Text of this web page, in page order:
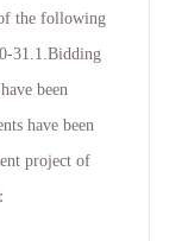
the following
31.1.Bidding
been
have been
project of
：